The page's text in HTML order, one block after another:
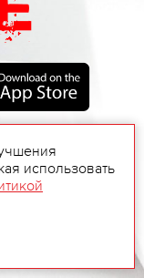
использовать